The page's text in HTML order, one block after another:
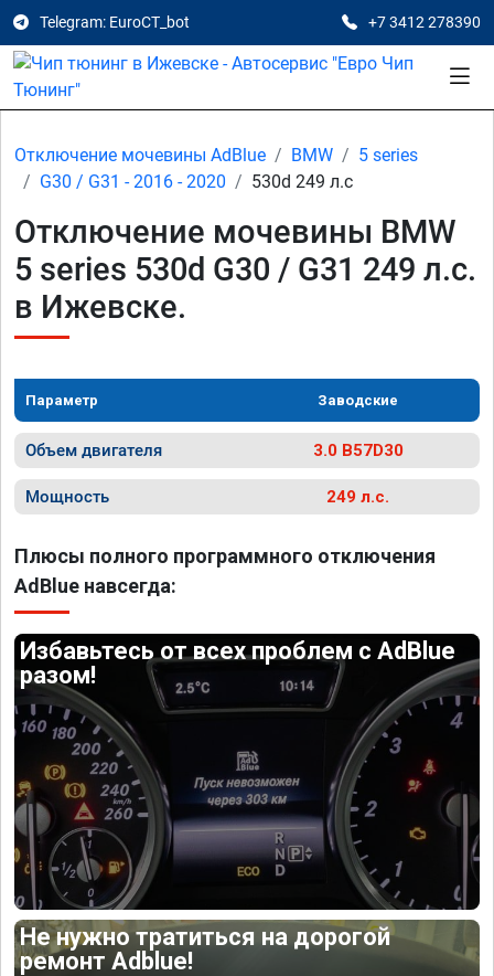
Telegram: EuroCT_bot +7 3412 278390
Отключение мочевины AdBlue BMW
5 series
G30 / G31 - 2016 - 2020
530d 249 л.с
Отключение мочевины BMW
5 series 530d G30 / G31 249 л.с.
в Ижевске.
Параметр Заводские
Объем двигателя 3.0 B57D30
Мощность 249 л.с.
Плюсы полного программного отключения
AdBlue навсегда:
Избавьтесь от всех проблем с AdBlue
разом!
Не нужно тратиться на дорогой
ремонт Adblue!